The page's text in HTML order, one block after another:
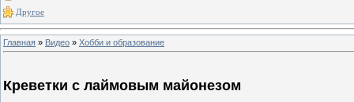
Другое
Главная » Видео » Хобби и образование
Креветки с лаймовым майонезом